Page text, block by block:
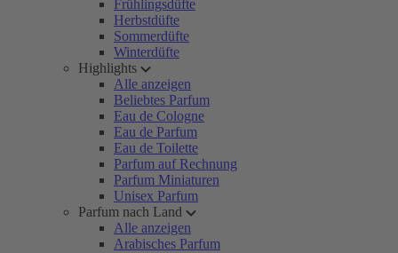
Frühlingsdüfte
Herbstdüfte
Sommerdüfte
Winterdüfte
Highlights
Alle anzeigen
Beliebtes Parfum
Eau de Cologne
Eau de Parfum
Eau de Toilette
Parfum auf Rechnung
Parfum Miniaturen
Unisex Parfum
Parfum nach Land
Alle anzeigen
Arabisches Parfum